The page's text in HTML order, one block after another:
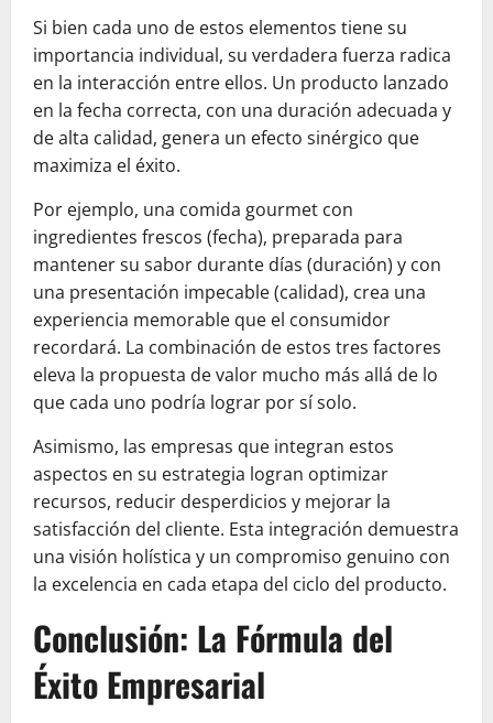
Si bien cada uno de estos elementos tiene su
importancia individual, su verdadera fuerza radica
en la interacción entre ellos. Un producto lanzado
en la fecha correcta, con una duración adecuada y
de alta calidad, genera un efecto sinérgico que
maximiza el éxito.
Por ejemplo, una comida gourmet con
ingredientes frescos (fecha), preparada para
mantener su sabor durante días (duración) y con
una presentación impecable (calidad), crea una
experiencia memorable que el consumidor
recordará. La combinación de estos tres factores
eleva la propuesta de valor mucho más allá de lo
que cada uno podría lograr por sí solo.
Asimismo, las empresas que integran estos
aspectos en su estrategia logran optimizar
recursos, reducir desperdicios y mejorar la
satisfacción del cliente. Esta integración demuestra
una visión holística y un compromiso genuino con
la excelencia en cada etapa del ciclo del producto.
Conclusión: La Fórmula del
Éxito Empresarial